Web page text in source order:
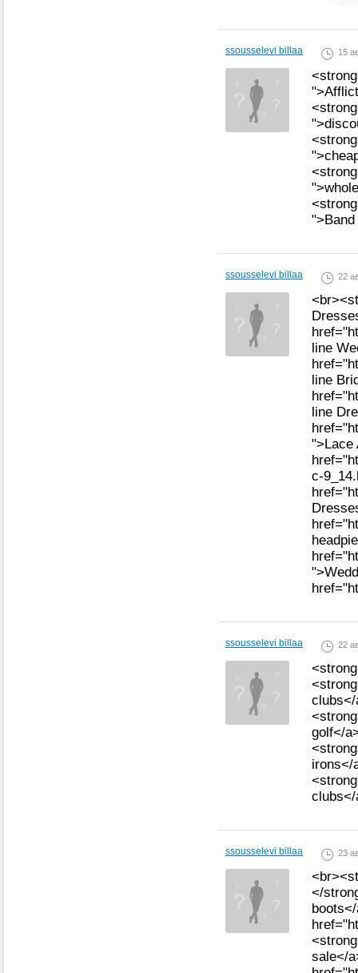
ssousselevi billaa 15
ssousselevi billaa 22
line
line
line
">Lace
c-
ssousselevi billaa 22
golf</
irons</
ssousselevi billaa 23
</
sale</